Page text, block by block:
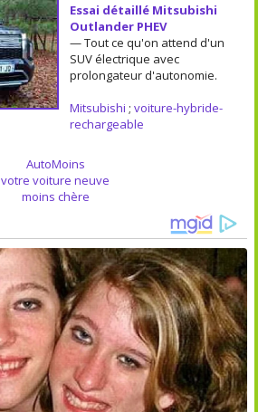
Essai détaillé Mitsubishi
Outlander PHEV
— Tout ce qu'on attend d'un
SUV électrique avec
prolongateur d'autonomie.
Mitsubishi ; voiture-hybride-
rechargeable
AutoMoins
votre voiture neuve
moins chère